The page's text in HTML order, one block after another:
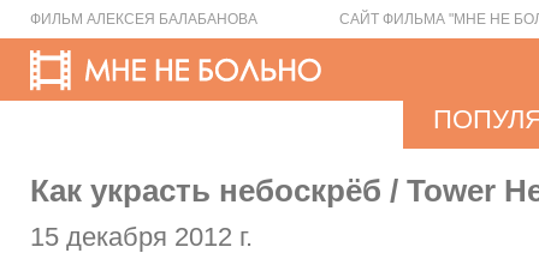
ФИЛЬМ АЛЕКСЕЯ БАЛАБАНОВА САЙТ ФИЛЬМА "МНЕ НЕ
Как украсть небоскрёб / Tower
15 декабря 2012 г.